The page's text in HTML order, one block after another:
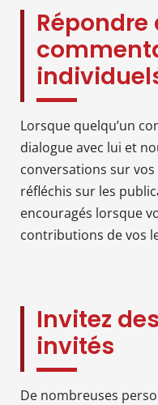
Répondre
Lorsque quelqu’un
dialogue avec lui et
conversations sur
réfléchis sur les
encouragés lorsque
contributions de vos
Invitez
invités
De nombreuses